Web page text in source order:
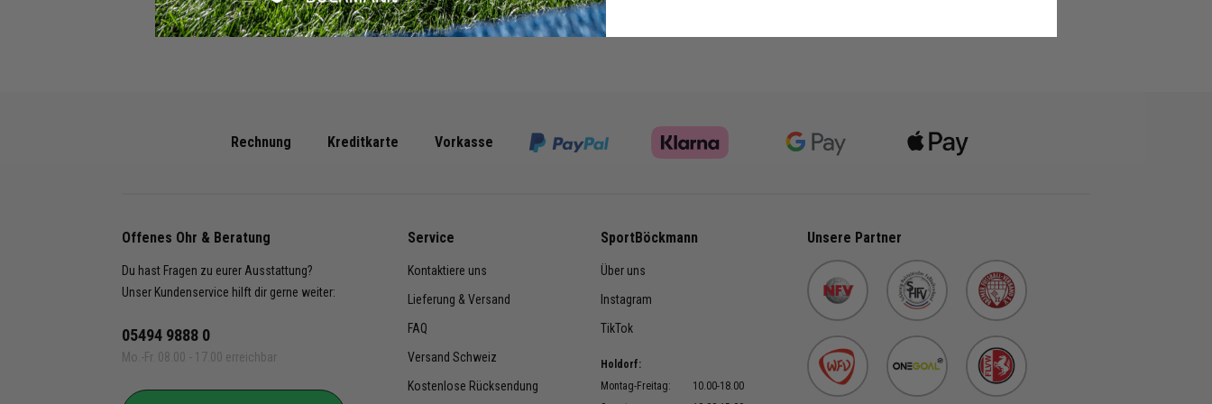
- Ball: KG6038
Rechnung Kreditkarte Vorkasse
Offenes Ohr & Beratung
Du hast Fragen zu eurer Ausstattung?
Unser Kundenservice hilft dir gerne weiter:
05494 9888 0
Mo.-Fr. 08.00 - 17.00 erreichbar
Service
Kontaktiere uns
Lieferung & Versand
FAQ
Versand Schweiz
Kostenlose Rücksendung
SportBöckmann
Über uns
Instagram
TikTok
Holdorf:
Montag-Freitag:
10.00-18.00
Unsere Partner